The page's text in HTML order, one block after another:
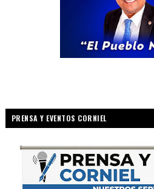
PRENSA Y EVENTOS CORNIEL